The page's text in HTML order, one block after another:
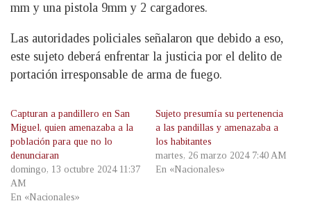
mm y una pistola 9mm y 2 cargadores.
Las autoridades policiales señalaron que debido a eso,
este sujeto deberá enfrentar la justicia por el delito de
portación irresponsable de arma de fuego.
Capturan a pandillero en San
Miguel, quien amenazaba a la
población para que no lo
denunciaran
domingo, 13 octubre 2024 11:37
AM
En «Nacionales»
Sujeto presumía su pertenencia
a las pandillas y amenazaba a
los habitantes
martes, 26 marzo 2024 7:40 AM
En «Nacionales»